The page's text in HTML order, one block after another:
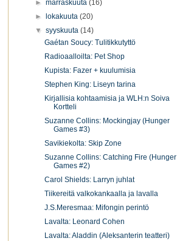
►marraskuuta(16)
►
lokakuuta(20)
▼syyskuuta(14)
Gaétan Soucy: Tulitikkutyttö
Radioaalloilta: Pet Shop
Kupista: Fazer + kuulumisia
Stephen King: Liseyn tarina
Kirjallisia kohtaamisia ja WLH:n Soiva
Kortteli
Suzanne Collins: Mockingjay (Hunger
Games #3)
Savikiekolta: Skip Zone
Suzanne Collins: Catching Fire (Hunger
Games #2)
Carol Shields: Larryn juhlat
Tiikereitä valkokankaalla ja lavalla
J.S.Meresmaa: Mifongin perintö
Lavalta: Leonard Cohen
Lavalta: Aladdin (Aleksanterin teatteri)